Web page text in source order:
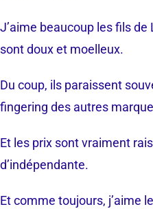
J’aime beaucoup les fils
sont doux et moelleux.
Du coup, ils paraissent
fingering des autres
Et les prix sont vraiment
d’indépendante.
Et comme toujours, j’aime